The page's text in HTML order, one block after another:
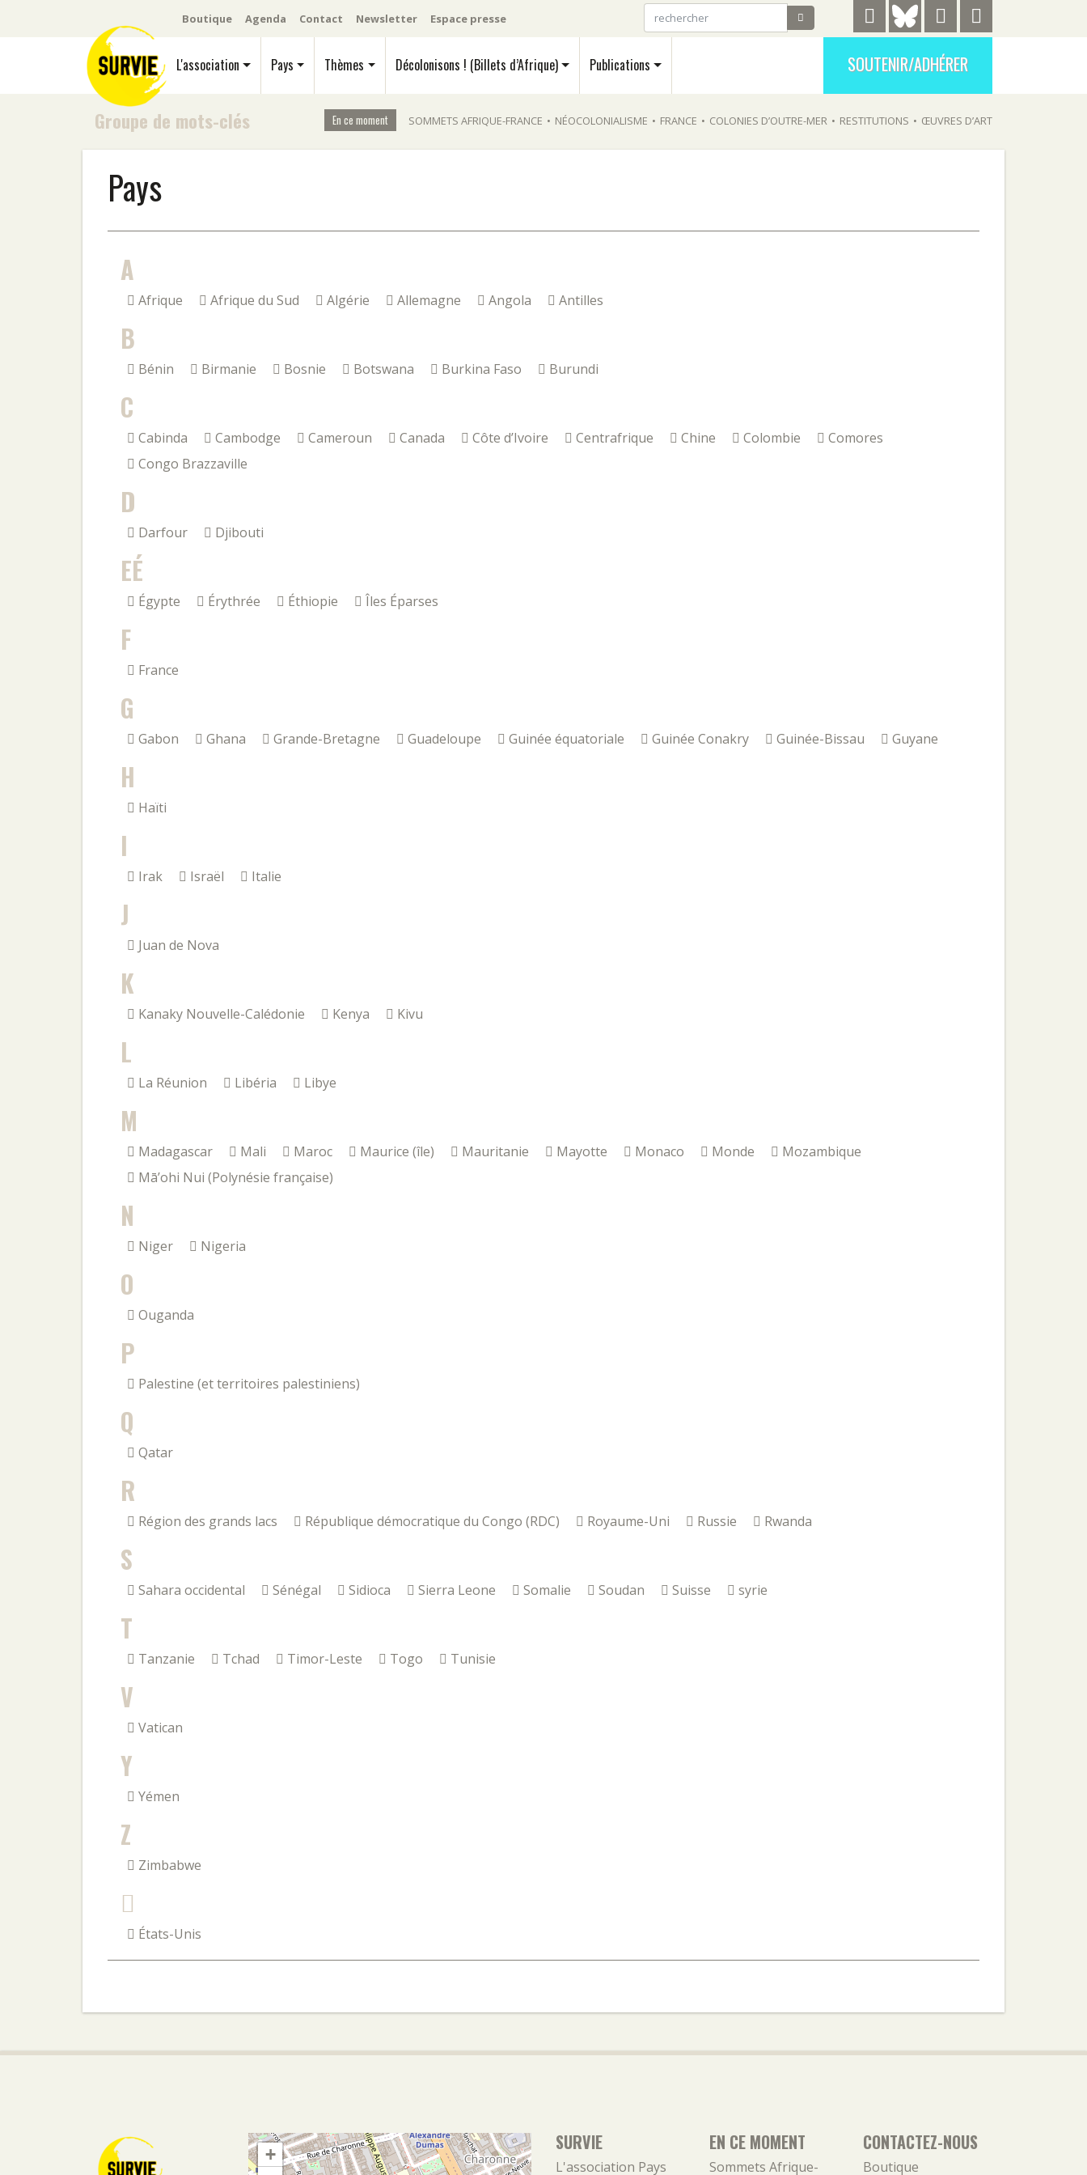
Boutique Agenda Contact Newsletter Espace presse
L'association Pays Thèmes Décolonisons ! (Billets d’Afrique) Publications SOUTENIR/ADHÉRER
Groupe de mots-clés En ce moment SOMMETS AFRIQUE-FRANCE • NÉOCOLONIALISME • FRANCE • COLONIES D’OUTRE-MER • RESTITUTIONS • ŒUVRES D’ART
Pays
A
Afrique Afrique du Sud Algérie Allemagne Angola Antilles
B
Bénin Birmanie Bosnie Botswana Burkina Faso Burundi
C
Cabinda Cambodge Cameroun Canada Côte d’Ivoire Centrafrique Chine Colombie
Comores
Congo Brazzaville
D
Darfour Djibouti
EÉ
Égypte Érythrée Éthiopie Îles Éparses
F
France
G
Gabon Ghana Grande-Bretagne Guadeloupe Guinée équatoriale Guinée Conakry Guinée-Bissau Guyane
H
Haïti
I
Irak Israël Italie
J
Juan de Nova
K
Kanaky Nouvelle-Calédonie Kenya Kivu
L
La Réunion Libéria Libye
M
Madagascar Mali Maroc Maurice (île) Mauritanie Mayotte Monaco Monde
Mozambique
Mā’ohi Nui (Polynésie française)
N
Niger Nigeria
O
Ouganda
P
Palestine (et territoires palestiniens)
Q
Qatar
R
Région des grands lacs République démocratique du Congo (RDC) Royaume-Uni Russie Rwanda
S
Sahara occidental Sénégal Sidioca Sierra Leone Somalie Soudan Suisse syrie
T
Tanzanie Tchad Timor-Leste Togo Tunisie
V
Vatican
Y
Yémen
Z
Zimbabwe
États-Unis
+
SURVIE
L'association Pays
EN CE MOMENT
Sommets Afrique-
CONTACTEZ-NOUS
Boutique